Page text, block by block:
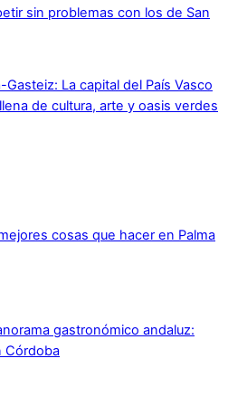
sin problemas con los de San
Gasteiz: La capital del País Vasco
de cultura, arte y oasis verdes
cosas que hacer en Palma
gastronómico andaluz:
Córdoba